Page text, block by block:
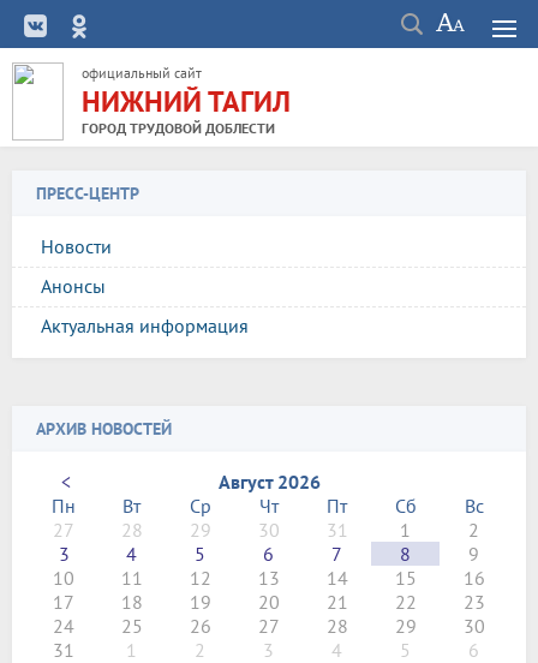
официальный сайт
НИЖНИЙ ТАГИЛ
ГОРОД ТРУДОВОЙ ДОБЛЕСТИ
ПРЕСС-ЦЕНТР
Новости
Анонсы
Актуальная информация
АРХИВ НОВОСТЕЙ
<
Август 2026
Пн
Вт Ср Чт Пт Сб
Вс
27
28 29 30 31 1
2
3
4 5 6 7 8
9
10
11 12 13 14 15
16
17
18 19 20 21 22
23
24
25 26 27 28 29
30
31
1 2 3 4 5 6